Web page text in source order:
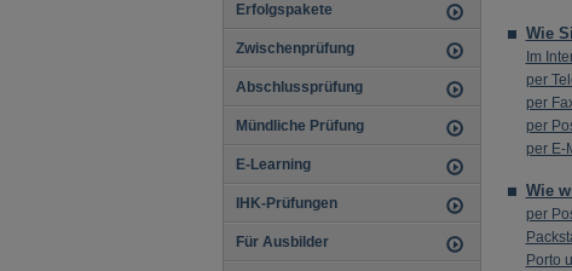
Erfolgspakete
Zwischenprüfung
Abschlussprüfung
Mündliche Prüfung
E-Learning
IHK-Prüfungen
Für Ausbilder
Wie
Im
per
per
per
per E-
Wie
per
Porto